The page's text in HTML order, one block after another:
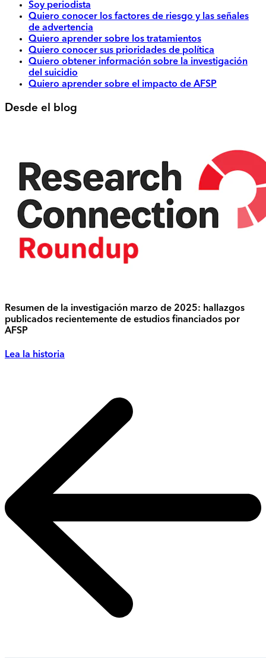
Soy periodista
Quiero conocer los factores de riesgo y las señales
de advertencia
Quiero aprender sobre los tratamientos
Quiero conocer sus prioridades de política
Quiero obtener información sobre la investigación
del suicidio
Quiero aprender sobre el impacto de AFSP
Desde el blog
Resumen de la investigación marzo de 2025: hallazgos
publicados recientemente de estudios financiados por
AFSP
Lea la historia